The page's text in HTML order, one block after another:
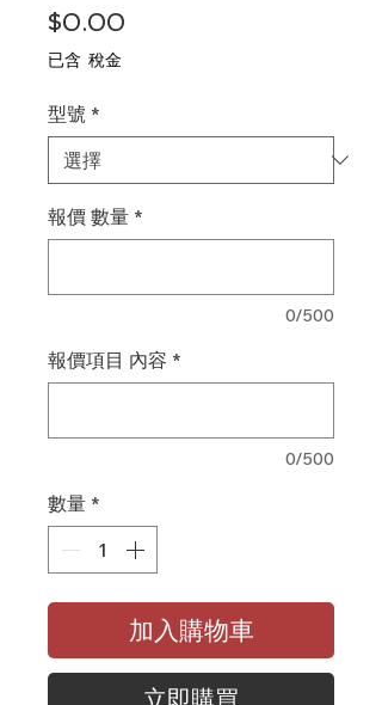
$0.00
已含 稅金
型號 *
報價 數量 *
0/500
報價項目 內容 *
0/500
數量 *
加入購物車